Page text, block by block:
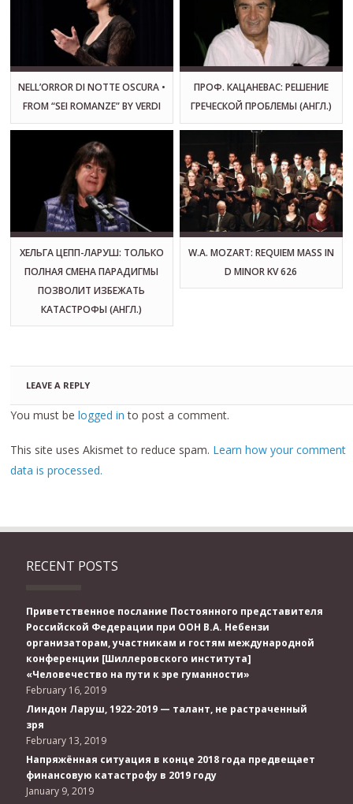
NELL’ORROR DI NOTTE OSCURA •
FROM “SEI ROMANZE” BY VERDI
ПРОФ. КАЦАНЕВАС: РЕШЕНИЕ
ГРЕЧЕСКОЙ ПРОБЛЕМЫ (АНГЛ.)
ХЕЛЬГА ЦЕПП-ЛАРУШ: ТОЛЬКО
ПОЛНАЯ СМЕНА ПАРАДИГМЫ
ПОЗВОЛИТ ИЗБЕЖАТЬ
КАТАСТРОФЫ (АНГЛ.)
W.A. MOZART: REQUIEM MASS IN
D MINOR KV 626
LEAVE A REPLY
You must belogged in to post a comment.
This site uses Akismet to reduce spam. Learn how your comment
data is processed.
RECENT POSTS
Приветственное послание Постоянного представителя
Российской Федерации при ООН В.А. Небензи
организаторам, участникам и гостям международной
конференции [Шиллеровского института]
«Человечество на пути к эре гуманности»
February 16, 2019
Линдон Ларуш, 1922-2019 — талант, не растраченный
зря
February 13, 2019
Напряжённая ситуация в конце 2018 года предвещает
финансовую катастрофу в 2019 году
January 9, 2019